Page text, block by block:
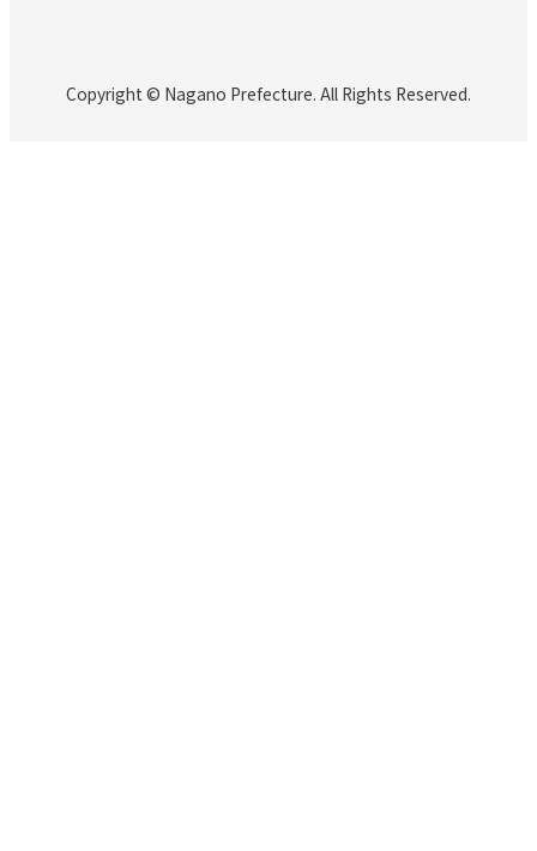
Copyright © Nagano Prefecture. All Rights Reserved.